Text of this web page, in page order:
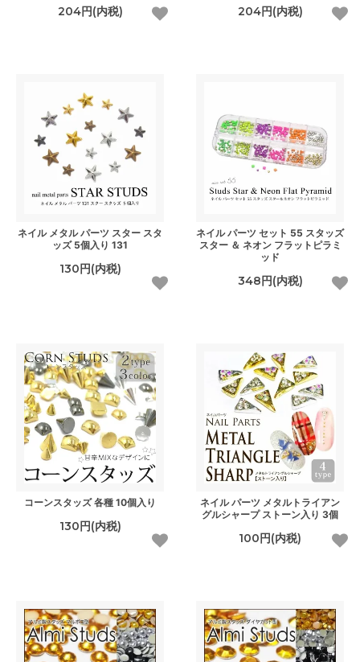
204円(内税) 204円(内税)
ネイル メタル パーツ スター スタ
ッズ 5個入り 131
130円(内税)
ネイル パーツ セット 55 スタッズ
スター ＆ ネオン フラットピラミ
ッド
348円(内税)
コーンスタッズ 各種 10個入り
130円(内税)
ネイル パーツ メタルトライアン
グルシャープ ストーン入り 3個
100円(内税)